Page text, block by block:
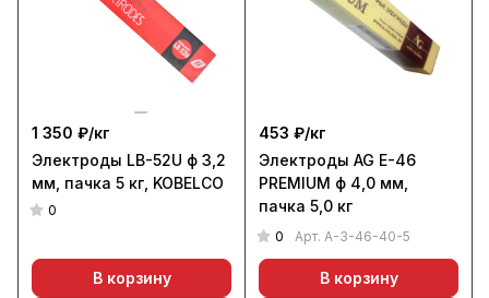
1 350 ₽/кг
Электроды LB-52U ф 3,2
мм, пачка 5 кг, KOBELCO
0
В корзину
453 ₽/кг
Электроды AG E-46
PREMIUM ф 4,0 мм,
пачка 5,0 кг
0 Арт. A-3-46-40-5
В корзину